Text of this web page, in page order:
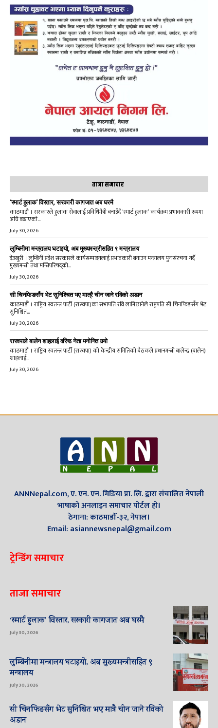
ताजा समाचार
‘स्मार्ट हुलाक’ विस्तार, सरकारी कागजात अब घरमै
काठमाडौं । सरकारले हुलाक सेवालाई प्रविधिमैत्री बनाउँदै ‘स्मार्ट हुलाक’ कार्यक्रम प्रभावकारी रूपमा
अघि बढाएको...
July 30, 2026
लुम्बिनीमा मन्त्रालय घटाइयो, अब मुख्यमन्त्रीसहित ९ मन्त्रालय
देउखुरी । लुम्बिनी प्रदेश सरकारले कार्यसम्पादनलाई प्रभावकारी बनाउन मन्त्रालय पुनःसंरचना गर्दै
मुख्यमन्त्री तथा मन्त्रिपरिषद्को...
July 30, 2026
सी चिनफिङसँग भेट सुनिश्चित भए मात्रै चीन जाने रविको अडान
काठमाडौं । राष्ट्रिय स्वतन्त्र पार्टी (रास्वपा)का सभापति रवि लामिछानेले राष्ट्रपति सी चिनफिङसँग भेट
सुनिश्चित...
July 30, 2026
रास्वपाले बालेन शाहलाई वरिष्ठ नेता मनोनित गर्‍यो
काठमाडौं । राष्ट्रिय स्वतन्त्र पार्टी (रास्वपा) को केन्द्रीय समितिको बैठकले प्रधानमन्त्री बालेन्द्र (बालेन)
शाहलाई...
July 30, 2026
ANNNepal.com, ए. एन. एन. मिडिया प्रा. लि. द्वारा संचालित नेपाली
भाषाको अनलाइन समाचार पोर्टल हो।
ठेगाना: काठमाडौँ-३२, नेपाल।
Email: asiannewsnepal@gmail.com
ट्रेन्डिंग समाचार
ताजा समाचार
‘स्मार्ट हुलाक’ विस्तार, सरकारी कागजात अब घरमै
July 30, 2026
लुम्बिनीमा मन्त्रालय घटाइयो, अब मुख्यमन्त्रीसहित ९
मन्त्रालय
July 30, 2026
सी चिनफिङसँग भेट सुनिश्चित भए मात्रै चीन जाने रविको
अडान